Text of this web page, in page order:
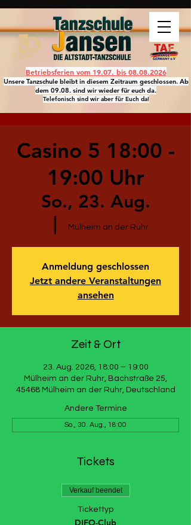
Betriebsferien vom 19.07. bis 08.08.2026
Unsere Tanzschule bleibt in diesem Zeitraum geschlossen. Ab
dem 09.08. sind wir wieder für euch da.
Telefonisch sind wir aber für Euch da!
Casino 5 18:00 -
19:00 Uhr
So., 23. Aug.
Mülheim an der Ruhr
Anmeldung geschlossen
Jetzt andere Veranstaltungen
ansehen
Zeit & Ort
23. Aug. 2026, 18:00 – 19:00
Mülheim an der Ruhr, Bachstraße 25,
45468 Mülheim an der Ruhr, Deutschland
Andere Termine
So., 30. Aug., 18:00
Tickets
Verkauf beendet
Tickettyp
DIFO-Club